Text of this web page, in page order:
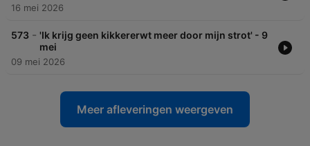
16 mei 2026
573 - 'Ik krijg geen kikkererwt meer door mijn strot' - 9
mei
09 mei 2026
Meer afleveringen weergeven